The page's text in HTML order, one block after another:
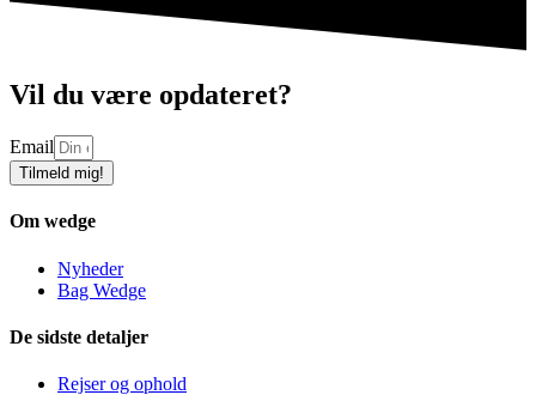
Vil du være opdateret?
Email
Tilmeld mig!
Om wedge
Nyheder
Bag Wedge
De sidste detaljer
Rejser og ophold